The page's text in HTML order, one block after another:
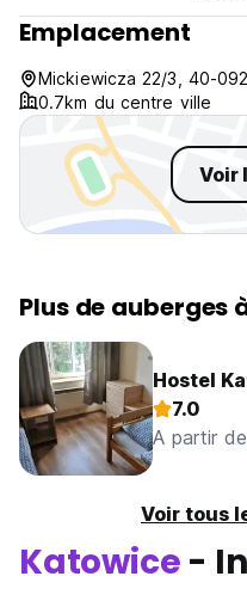
Emplacement
Mickiewicza 22/3, 40-
0.7km du centre ville
Voir
Plus de auberges
Hostel
7.0
A partir
Voir tous
Katowice -